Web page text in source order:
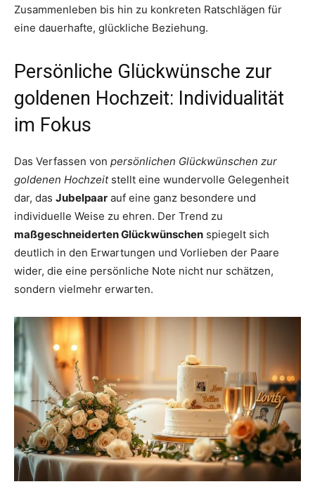
Zusammenleben bis hin zu konkreten Ratschlägen für
eine dauerhafte, glückliche Beziehung.
Persönliche Glückwünsche zur
goldenen Hochzeit: Individualität
im Fokus
Das Verfassen von persönlichen Glückwünschen zur
goldenen Hochzeitstellt eine wundervolle Gelegenheit
dar, das Jubelpaar auf eine ganz besondere und
individuelle Weise zu ehren. Der Trend zu
maßgeschneiderten Glückwünschen spiegelt sich
deutlich in den Erwartungen und Vorlieben der Paare
wider, die eine persönliche Note nicht nur schätzen,
sondern vielmehr erwarten.